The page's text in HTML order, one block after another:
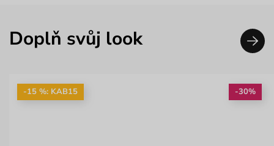
Doplň svůj look
-15 %: KAB15 -30%